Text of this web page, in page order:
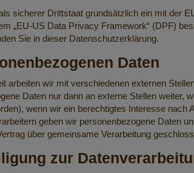
sicherer Drittstaat grundsätzlich ein mit der
„EU-US Data Privacy Framework“ (DPF)
Sie in dieser Datenschutzerklärung.
Daten
arbeiten wir mit verschiedenen externen
Daten nur dann an externe Stellen
wenn wir ein berechtigtes Interesse
geben wir personenbezogene Daten
über gemeinsame Verarbeitung
zur